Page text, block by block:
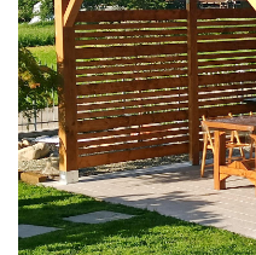
PERGOLA 4X4